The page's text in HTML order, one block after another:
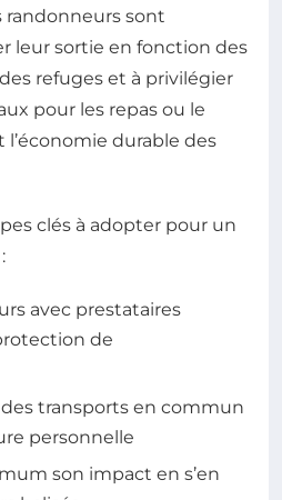
randonneurs sont
leur sortie en fonction des
refuges et à privilégier
pour les repas ou le
durable des
clés à adopter pour un
avec prestataires
de
transports en commun
personnelle
son impact en s’en